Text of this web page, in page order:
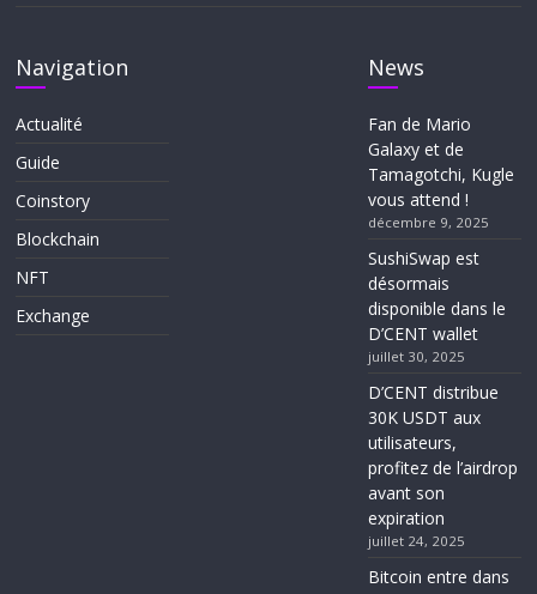
Navigation
Actualité
Guide
Coinstory
Blockchain
NFT
Exchange
News
Fan de Mario
Galaxy et de
Tamagotchi, Kugle
vous attend !
décembre 9, 2025
SushiSwap est
désormais
disponible dans le
D’CENT wallet
juillet 30, 2025
D’CENT distribue
30K USDT aux
utilisateurs,
profitez de l’airdrop
avant son
expiration
juillet 24, 2025
Bitcoin entre dans